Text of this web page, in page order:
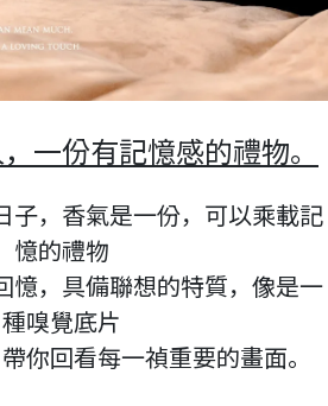
一份有記憶感的禮物。
子，香氣是一份，可以乘載記
憶的禮物
憶，具備聯想的特質，像是一
種嗅覺底片
你回看每一禎重要的畫面。